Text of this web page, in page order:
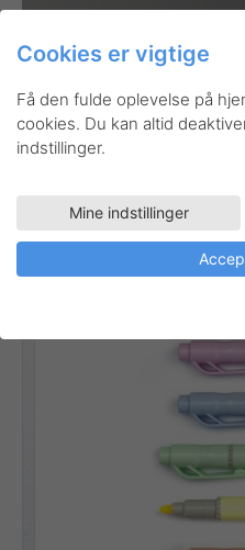
Tegneartikler
SLW11P-6
1 mm - 3,5 mm
Cookies er vigtige
Få den fulde oplevelse på
cookies. Du kan altid
indstillinger.
Mine indstillinger